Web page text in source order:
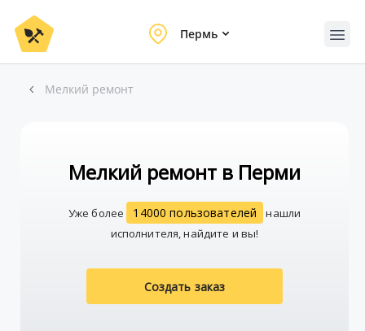
Пермь
Мелкий ремонт
Мелкий ремонт в Перми
Уже более 14000 пользователей
нашли
исполнителя, найдите и вы!
Создать заказ